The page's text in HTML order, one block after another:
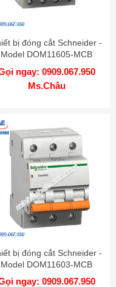
bị đóng cắt Schneider -
Model DOM11605-MCB
ngay: 0909.067.950
Ms.Châu
bị đóng cắt Schneider -
Model DOM11603-MCB
ngay: 0909.067.950